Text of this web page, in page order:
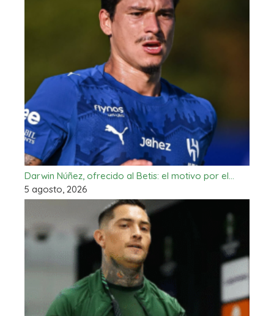
Darwin Núñez, ofrecido al Betis: el motivo por el…
5 agosto, 2026